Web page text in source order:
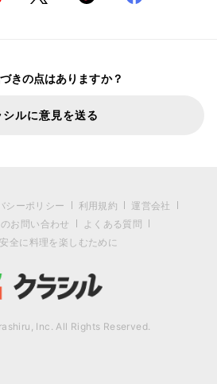
きの点はありますか？
シルに意見を送る
シーポリシー 利用規約
運営会社
お問い合わせ
よくある質問
全に料理を楽しむために
Inc. All Rights Reserved.